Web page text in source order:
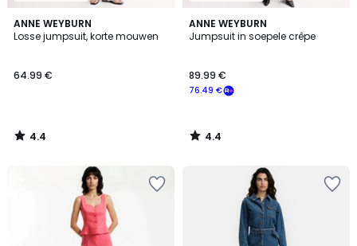
ANNE WEYBURN
Losse jumpsuit, korte mouwen
€.
64.99 €
4.4
/ 5
4.4
/
ANNE WEYBURN
Jumpsuit in soepele crêpe
76.49 €
89.99 €
4.4
/ 5
4.4
/